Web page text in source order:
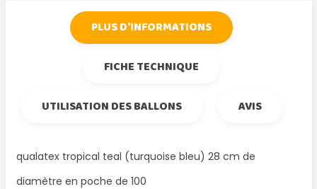
PLUS D'INFORMATIONS
FICHE TECHNIQUE
UTILISATION DES BALLONS
AVIS
qualatex tropical teal (turquoise bleu) 28 cm de
diamètre en poche de 100